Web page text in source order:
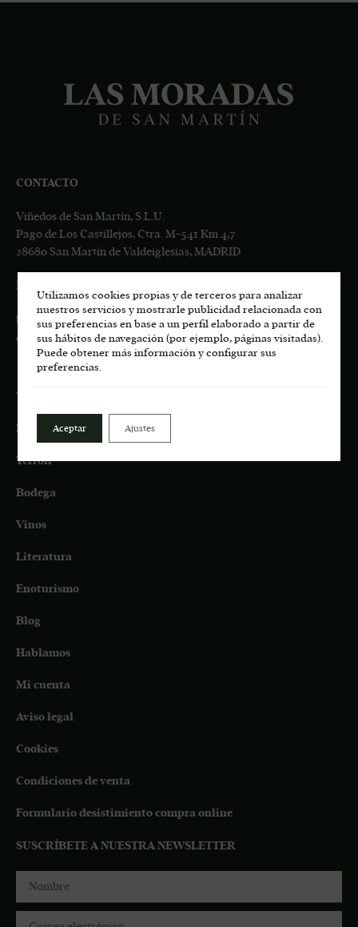
CONTACTO
Viñedos de San Martín, S.L.U.
Pago de Los Castillejos, Ctra. M-541 Km 4,7
28680 San Martín de Valdeiglesias, MADRID
Información general:
+34
bodega.lasmoradas@grupoenate.es
enoturismo.lasmoradas@grupoenate.es
Tienda
Eco
Terroir
Bodega
Vinos
Literatura
Enoturismo
Blog
Hablamos
Mi cuenta
Aviso legal
Cookies
Condiciones de venta
Formulario desistimiento compra online
SUSCRÍBETE A NUESTRA NEWSLETTER
Utilizamos cookies propias y de terceros para analizar
nuestros servicios y mostrarle publicidad relacionada con
sus preferencias en base a un perfil elaborado a partir de
sus hábitos de navegación (por ejemplo, páginas visitadas).
Puede obtener más información y configurar sus
preferencias.
Aceptar Ajustes